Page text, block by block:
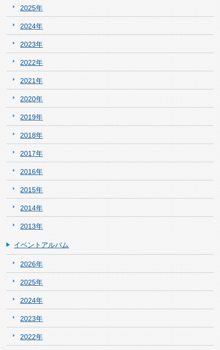
2025年
2024年
2023年
2022年
2021年
2020年
2019年
2018年
2017年
2016年
2015年
2014年
2013年
イベントアルバム
2026年
2025年
2024年
2023年
2022年